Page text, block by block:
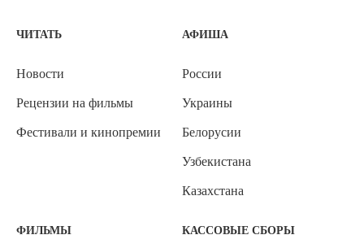
ЧИТАТЬ
Новости
Рецензии на фильмы
Фестивали и кинопремии
АФИША
России
Украины
Белорусии
Узбекистана
Казахстана
ФИЛЬМЫ КАССОВЫЕ СБОРЫ